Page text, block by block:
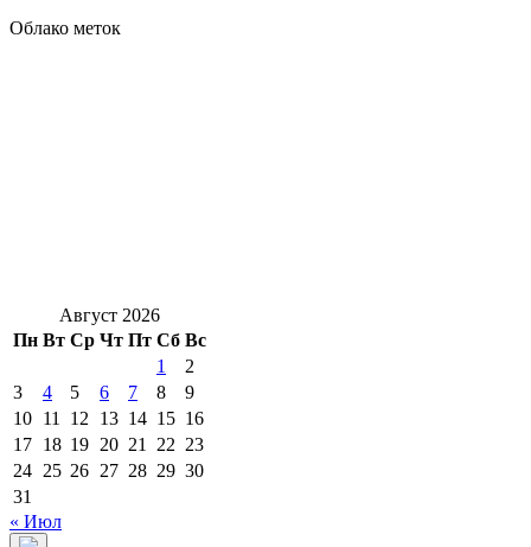
Облако меток
Август 2026
Пн Вт Ср Чт Пт Сб Вс
1
2
3
4 5 6 7 8
9
10 11 12 13 14 15 16
17 18 19 20 21 22 23
24 25 26 27 28 29 30
31
« Июл